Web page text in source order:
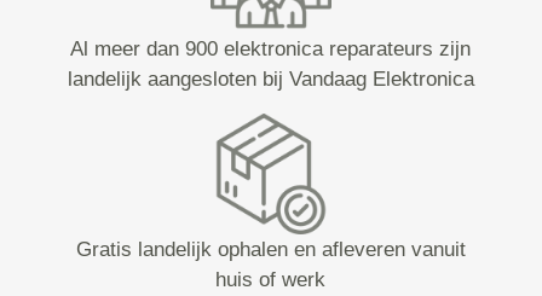
Al meer dan 900 elektronica reparateurs zijn
landelijk aangesloten bij Vandaag Elektronica
Gratis landelijk ophalen en afleveren vanuit
huis of werk